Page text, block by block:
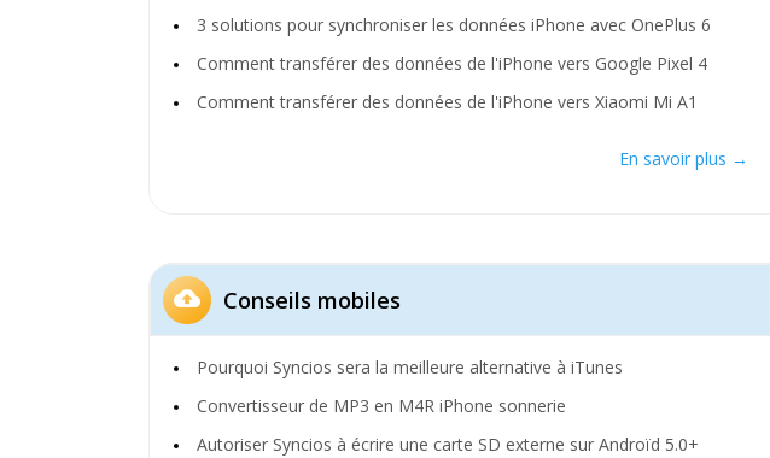
3 solutions pour synchroniser les données iPhone avec OnePlus 6
Comment transférer des données de l'iPhone vers Google Pixel 4
Comment transférer des données de l'iPhone vers Xiaomi Mi A1
En savoir plus →
Conseils mobiles
Pourquoi Syncios sera la meilleure alternative à iTunes
Convertisseur de MP3 en M4R iPhone sonnerie
Autoriser Syncios à écrire une carte SD externe sur Androïd 5.0+